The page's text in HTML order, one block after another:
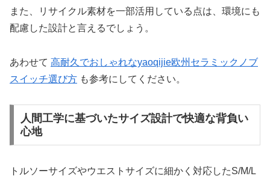
また、リサイクル素材を一部活用している点は、環境にも
配慮した設計と言えるでしょう。
あわせて 高耐久でおしゃれなyaoqijie欧州セラミックノブ
スイッチ選び方 も参考にしてください。
人間工学に基づいたサイズ設計で快適な背負い
心地
トルソーサイズやウエストサイズに細かく対応したS/M/L